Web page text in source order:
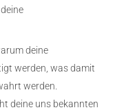
deine
werden, was damit
werden.
deine uns bekannten